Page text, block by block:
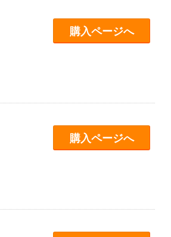
購入ページへ
購入ページへ